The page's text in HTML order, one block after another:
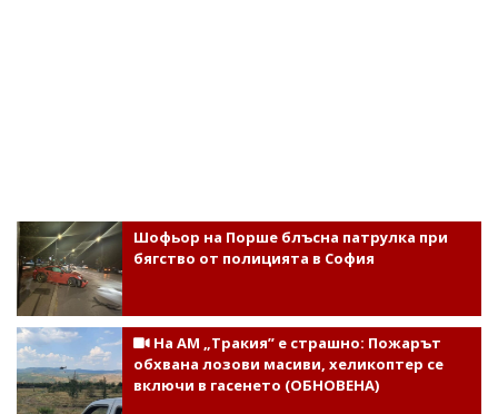
Шофьор на Порше блъсна патрулка при
бягство от полицията в София
На АМ „Тракия” е страшно: Пожарът
обхвана лозови масиви, хеликоптер се
включи в гасенето (ОБНОВЕНА)